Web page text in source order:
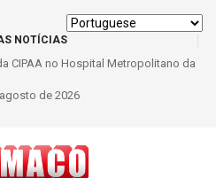
NOTÍCIAS
CIPAA no Hospital Metropolitano da
dos trabalhadores
de 2026